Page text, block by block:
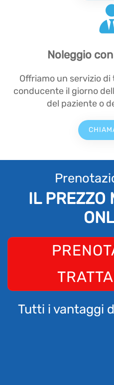
Noleggio
Offriamo un servizio
conducente il giorno
del paziente o
IL PREZZO
Tutti i vantaggi